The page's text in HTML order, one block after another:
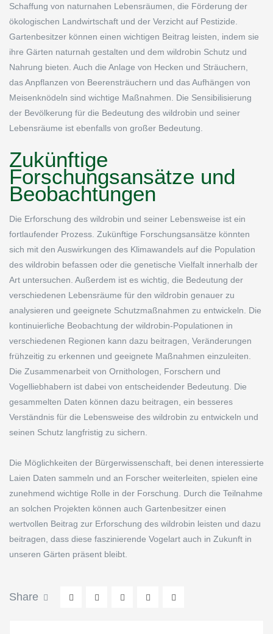
Schaffung von naturnahen Lebensräumen, die Förderung der
ökologischen Landwirtschaft und der Verzicht auf Pestizide.
Gartenbesitzer können einen wichtigen Beitrag leisten, indem sie
ihre Gärten naturnah gestalten und dem wildrobin Schutz und
Nahrung bieten. Auch die Anlage von Hecken und Sträuchern,
das Anpflanzen von Beerensträuchern und das Aufhängen von
Meisenknödeln sind wichtige Maßnahmen. Die Sensibilisierung
der Bevölkerung für die Bedeutung des wildrobin und seiner
Lebensräume ist ebenfalls von großer Bedeutung.
Zukünftige
Forschungsansätze und
Beobachtungen
Die Erforschung des wildrobin und seiner Lebensweise ist ein
fortlaufender Prozess. Zukünftige Forschungsansätze könnten
sich mit den Auswirkungen des Klimawandels auf die Population
des wildrobin befassen oder die genetische Vielfalt innerhalb der
Art untersuchen. Außerdem ist es wichtig, die Bedeutung der
verschiedenen Lebensräume für den wildrobin genauer zu
analysieren und geeignete Schutzmaßnahmen zu entwickeln. Die
kontinuierliche Beobachtung der wildrobin-Populationen in
verschiedenen Regionen kann dazu beitragen, Veränderungen
frühzeitig zu erkennen und geeignete Maßnahmen einzuleiten.
Die Zusammenarbeit von Ornithologen, Forschern und
Vogelliebhabern ist dabei von entscheidender Bedeutung. Die
gesammelten Daten können dazu beitragen, ein besseres
Verständnis für die Lebensweise des wildrobin zu entwickeln und
seinen Schutz langfristig zu sichern.
Die Möglichkeiten der Bürgerwissenschaft, bei denen interessierte
Laien Daten sammeln und an Forscher weiterleiten, spielen eine
zunehmend wichtige Rolle in der Forschung. Durch die Teilnahme
an solchen Projekten können auch Gartenbesitzer einen
wertvollen Beitrag zur Erforschung des wildrobin leisten und dazu
beitragen, dass diese faszinierende Vogelart auch in Zukunft in
unseren Gärten präsent bleibt.
Share